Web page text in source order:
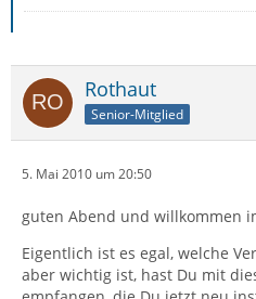
Rothaut
Senior-Mitglied
5. Mai 2010 um 20:50
guten Abend und willkommen
Eigentlich ist es egal, welche
aber wichtig ist, hast Du mit